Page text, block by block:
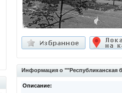
Информация о ""Республиканская
Описание: